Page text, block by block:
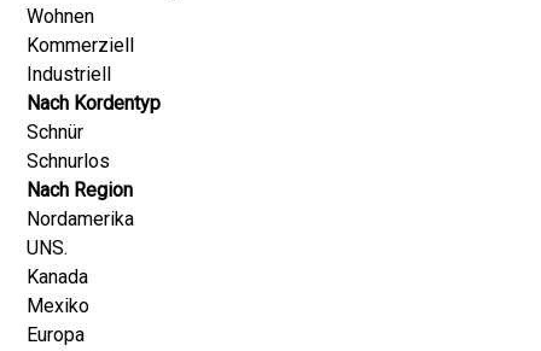
Wohnen
Kommerziell
Industriell
Nach Kordentyp
Schnür
Schnurlos
Nach Region
Nordamerika
UNS.
Kanada
Mexiko
Europa